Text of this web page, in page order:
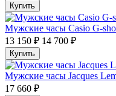
Купить
Мужские часы Casio G-
13 150 ₽ 14 700 ₽
Купить
Мужские часы Jacques
17 660 ₽